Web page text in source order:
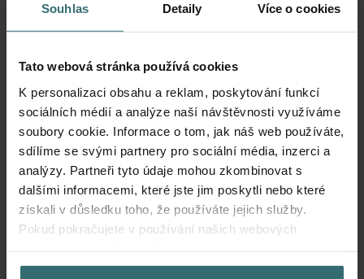
Souhlas Detaily Více o cookies
Tato webová stránka používá cookies
K personalizaci obsahu a reklam, poskytování funkcí
sociálních médií a analýze naší návštěvnosti využíváme
soubory cookie. Informace o tom, jak náš web používáte,
sdílíme se svými partnery pro sociální média, inzerci a
analýzy. Partneři tyto údaje mohou zkombinovat s
dalšími informacemi, které jste jim poskytli nebo které
získali v důsledku toho, že používáte jejich služby.
Pokud pokračujete v používání našich webových
Zehnder ComfoAir 300-550 | Zehnder
Original
Sada filtrů (Základní sada) pro ochranu vzduchu v místnosti
před částicemi, které mohou vyvolat alergické reakce
dýchacích cest, jako jsou pyly a částice z kamen - ePM10
(M5) / CRS (G4).
Katalogové číslo: 400102111
Tento produkt se nachází v: ComfoAir 350, ComfoD 350
ComfoAir 500,ComfoAir Standard 300/375